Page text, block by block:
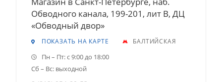
Обводного канала, 199-201, лит В, ДЦ
«Обводный двор»
ПОКАЗАТЬ НА КАРТЕ БАЛТИЙСКАЯ
Пн – Пт: с 9:00 до 18:00
Сб – Вс: выходной